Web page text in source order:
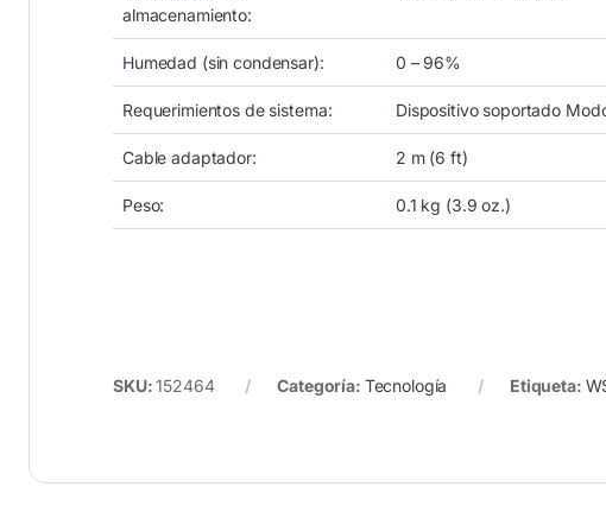
almacenamiento:
Humedad (sin condensar): 0 – 96%
Requerimientos de sistema: Dispositivo soportado
Cable adaptador: 2 m (6 ft)
Peso: 0.1 kg (3.9 oz.)
SKU:152464 Categoría: Tecnología Etiqueta: